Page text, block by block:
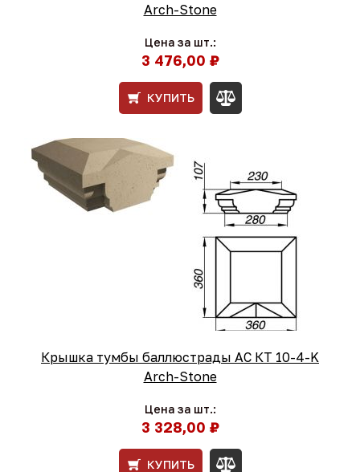
Arch-Stone
Цена за шт.:
3 476,00 ₽
КУПИТЬ
Крышка тумбы баллюстрады АС КТ 10-4-K
Arch-Stone
Цена за шт.:
3 328,00 ₽
КУПИТЬ